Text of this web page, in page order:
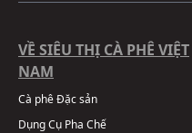
VỀ SIÊU THỊ CÀ PHÊ VIỆT
NAM
Cà phê Đặc sản
Dụng Cụ Pha Chế